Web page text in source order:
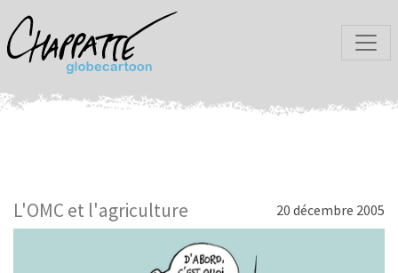
L'OMC et l'agriculture 20 décembre 2005